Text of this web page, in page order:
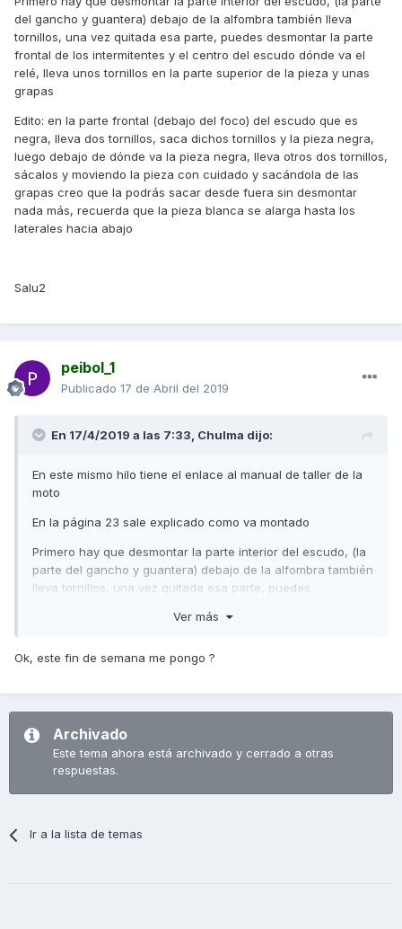
del gancho y guantera) debajo de la alfombra también lleva
tornillos, una vez quitada esa parte, puedes desmontar la parte
frontal de los intermitentes y el centro del escudo dónde va el
relé, lleva unos tornillos en la parte superior de la pieza y unas
grapas
Edito: en la parte frontal (debajo del foco) del escudo que es
negra, lleva dos tornillos, saca dichos tornillos y la pieza negra,
luego debajo de dónde va la pieza negra, lleva otros dos tornillos,
sácalos y moviendo la pieza con cuidado y sacándola de las
grapas creo que la podrás sacar desde fuera sin desmontar
nada más, recuerda que la pieza blanca se alarga hasta los
laterales hacia abajo
Salu2
peibol_1
Publicado 17 de Abril del 2019
En 17/4/2019 a las 7:33, Chulma dijo:
En este mismo hilo tiene el enlace al manual de taller de la
moto
En la página 23 sale explicado como va montado
Primero hay que desmontar la parte interior del escudo, (la
parte del gancho y guantera) debajo de la alfombra también
lleva tornillos, una vez quitada esa parte, puedes
del escudo dónde va el relé, lleva unos tornillos en la parte
dos tornillos, sácalos y moviendo la pieza con cuidado y
sacándola de las grapas creo que la podrás sacar desde
fuera sin desmontar nada más, recuerda que la pieza
blanca se alarga hasta los laterales hacia abajo
Salu2
Ver más
Ok, este fin de semana me pongo ?
Archivado
Este tema ahora está archivado y cerrado a otras
respuestas.
Ir a la lista de temas